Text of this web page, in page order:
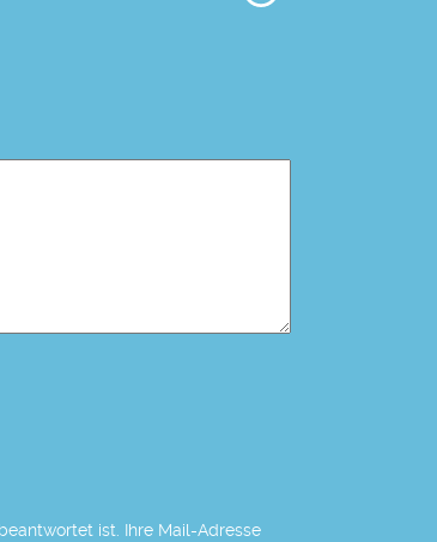
ist. Ihre Mail-Adresse